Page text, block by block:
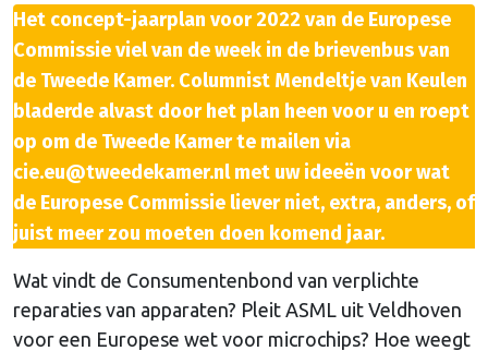
Het concept-jaarplan voor 2022 van de Europese
Commissie viel van de week in de brievenbus van
de Tweede Kamer. Columnist Mendeltje van Keulen
bladerde alvast door het plan heen voor u en roept
op om de Tweede Kamer te mailen via
cie.eu@tweedekamer.nl met uw ideeën voor wat
de Europese Commissie liever niet, extra, anders, of
juist meer zou moeten doen komend jaar.
Wat vindt de Consumentenbond van verplichte
reparaties van apparaten? Pleit ASML uit Veldhoven
voor een Europese wet voor microchips? Hoe weegt